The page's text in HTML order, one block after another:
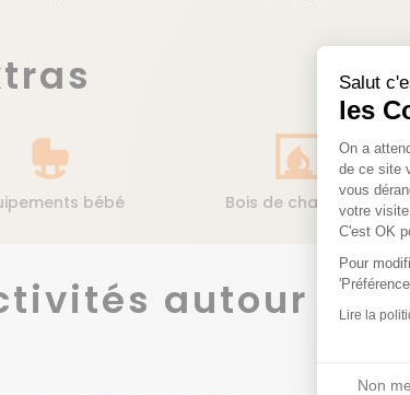
Salut
les
On a
de ce site
vous
votre
C'est OK
Pour
Lire la
Non
crib fireplace
bébé Bois de chauffage
autour du